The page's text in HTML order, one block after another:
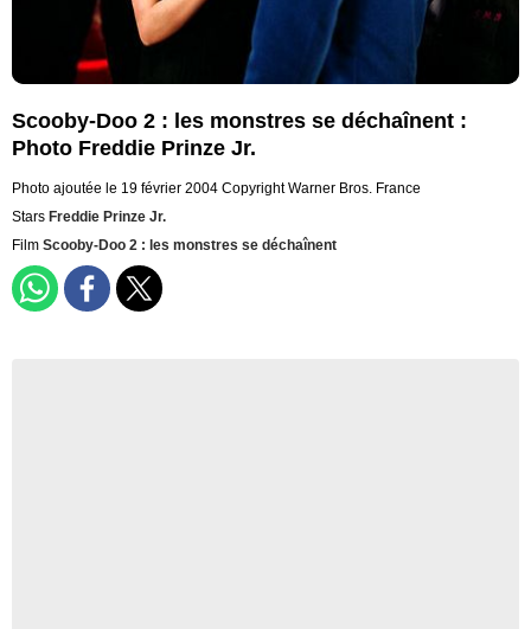
Scooby-Doo 2 : les monstres se déchaînent :
Photo Freddie Prinze Jr.
Photo ajoutée le 19 février 2004 Copyright Warner Bros. France
Stars Freddie Prinze Jr.
Film Scooby-Doo 2 : les monstres se déchaînent